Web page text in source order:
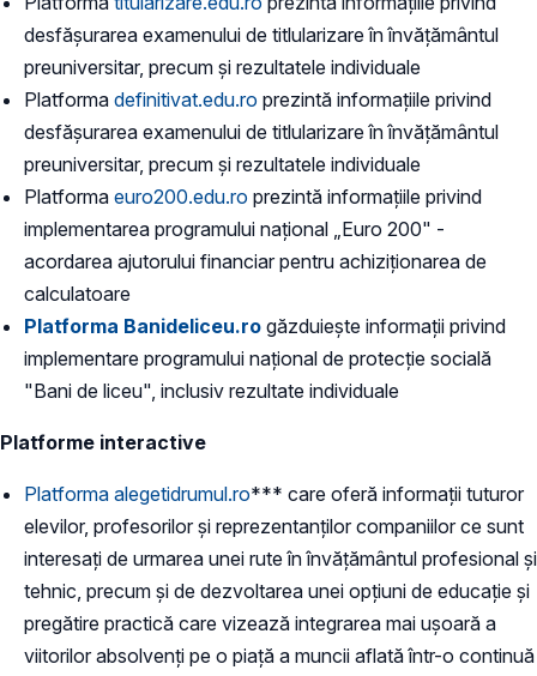
desfășurarea examenului de titlularizare în învățământul
preuniversitar, precum și rezultatele individuale
Platforma definitivat.edu.ro prezintă informațiile privind
desfășurarea examenului de titlularizare în învățământul
preuniversitar, precum și rezultatele individuale
Platforma euro200.edu.ro prezintă informațiile privind
implementarea programului național „Euro 200" -
acordarea ajutorului financiar pentru achiziţionarea de
calculatoare
Platforma Banideliceu.ro găzduiește informații privind
implementare programului naţional de protecţie socială
"Bani de liceu", inclusiv rezultate individuale
Platforme interactive
Platforma alegetidrumul.ro*** care oferă informații tuturor
elevilor, profesorilor și reprezentanților companiilor ce sunt
interesați de urmarea unei rute în învățământul profesional și
tehnic, precum și de dezvoltarea unei opțiuni de educaţie şi
pregătire practică care vizează integrarea mai uşoară a
viitorilor absolvenţi pe o piaţă a muncii aflată într-o continuă